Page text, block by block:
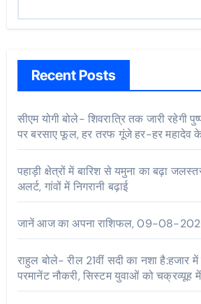
Recent Posts
सीएम योगी बोले- शिवरात्रि तक जारी रहेगी
पर बरसाए फूल, हर तरफ गूंजे हर-हर महादेव
पहाड़ी क्षेत्रों में बारिश से यमुना का बढ़ा
अलर्ट, गांवों में निगरानी बढ़ाई
जानें आज का अपना राशिफल, 09-08-
राहुल बोले- रील 21वीं सदी का नशा है:हजार
परमानेंट नौकरी, सिस्टम युवाओं को चक्रव्यूह